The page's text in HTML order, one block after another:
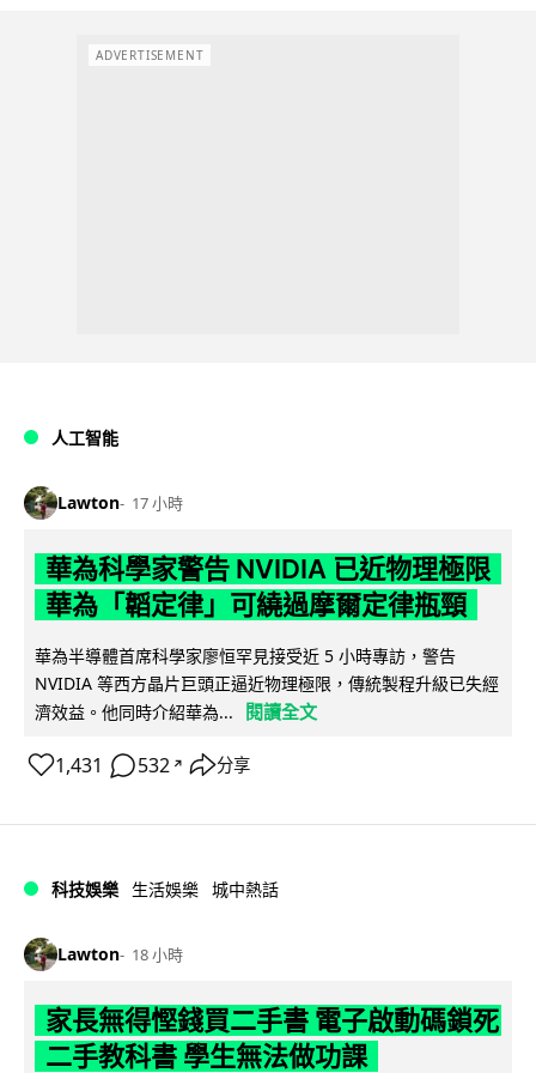
ADVERTISEMENT
人工智能
Lawton 17 小時
華為科學家警告 NVIDIA 已近物理極限
華為「韜定律」可繞過摩爾定律瓶頸
華為半導體首席科學家廖恒罕見接受近 5 小時專訪，警告
NVIDIA 等西方晶片巨頭正逼近物理極限，傳統製程升級已失經
濟效益。他同時介紹華為...
閱讀全文
1,431 532 ↗ 分享
科技娛樂 生活娛樂 城中熱話
Lawton 18 小時
家長無得慳錢買二手書 電子啟動碼鎖死
二手教科書 學生無法做功課